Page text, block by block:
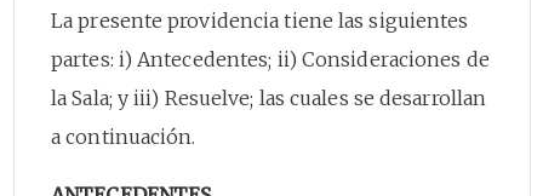
La presente providencia tiene las siguientes
partes: i) Antecedentes; ii) Consideraciones de
la Sala; y iii) Resuelve; las cuales se desarrollan
a continuación.